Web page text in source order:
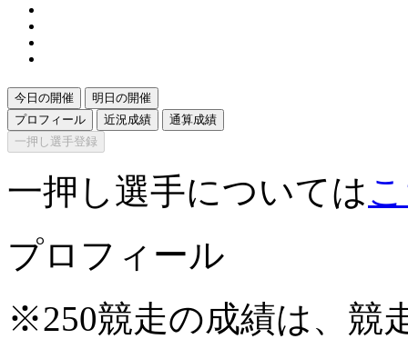
今日の開催
明日の開催
プロフィール
近況成績
通算成績
一押し選手登録
一押し選手については
プロフィール
※250競走の成績は、競